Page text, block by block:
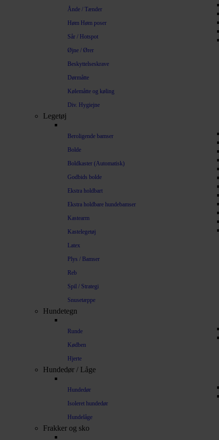
Ånde / Tænder
Høm Høm poser
Sår / Hotspot
Øjne / Ører
Beskyttelseskrave
Dørmåtte
Kølemåtte og køling
Div. Hygiejne
Legetøj
Beroligende bamser
Bolde
Boldkaster (Automatisk)
Godbids bolde
Ekstra holdbart
Ekstra holdbare hundebamser
Kastearm
Kastelegetøj
Latex
Plys / Bamser
Reb
Spil / Strategi
Snusetæppe
Hundetegn
Runde
Kødben
Hjerte
Hundedør / Låge
Hundedør
Isoleret hundedør
Hundelåge
Frakker og sko